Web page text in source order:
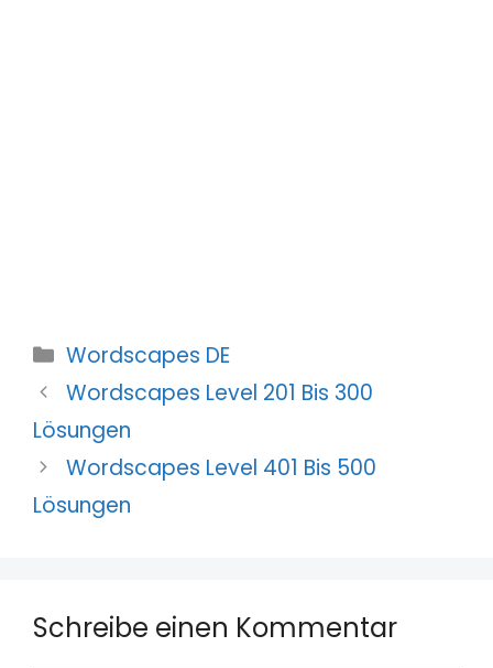
Kategorien
Wordscapes DE
Wordscapes Level 201 Bis 300
Lösungen
Wordscapes Level 401 Bis 500
Lösungen
Schreibe einen Kommentar